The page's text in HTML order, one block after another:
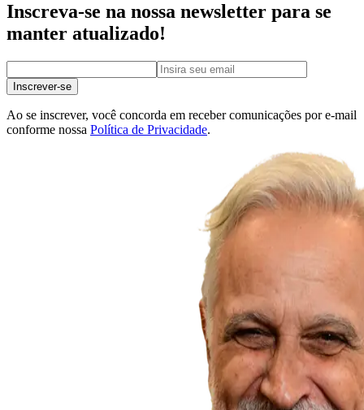
Inscreva-se na nossa newsletter para se
manter atualizado!
Inscrever-se
Ao se inscrever, você concorda em receber comunicações por e-mail
conforme nossa Política de Privacidade.